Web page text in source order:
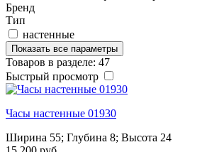
Бренд
Тип
настенные
Показать все параметры
Товаров в разделе: 47
Быстрый просмотр
Часы настенные 01930
Ширина 55; Глубина 8; Высота 24